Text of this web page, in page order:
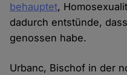
behauptet,
dadurch entstünde,
genossen habe.
Urbanc, Bischof in der